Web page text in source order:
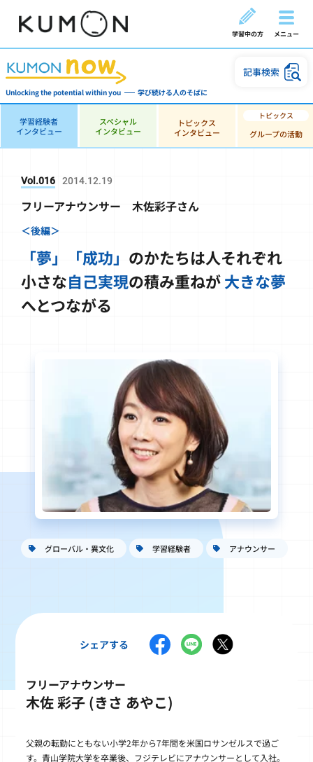
学習中の方 メニュー
Unlocking the potential within you 学び続ける人のそばに
記事検索
学習経験者
インタビュー
スペシャル
インタビュー
トピックス
インタビュー
グループの活動
Vol.016 2014.12.19
フリーアナウンサー 木佐彩子さん
＜後編＞
「夢」「成功」 のかたちは人それぞれ
小さな自己実現の積み重ねが大きな夢
へとつながる
グローバル・異文化 学習経験者 アナウンサー
シェアする
フリーアナウンサー
木佐 彩子 (きさ あやこ)
父親の転勤にともない小学2年から7年間を米国ロサンゼルスで過ご
す。青山学院大学を卒業後、フジテレビにアナウンサーとして入社。